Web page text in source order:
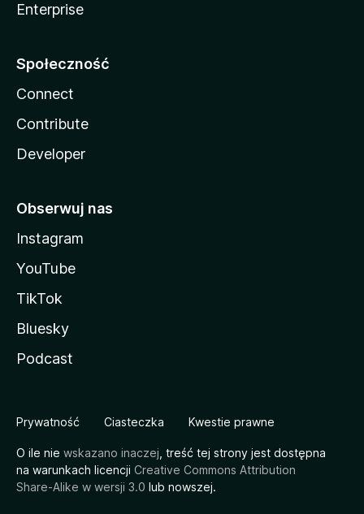
Enterprise
Społeczność
Connect
Contribute
Developer
Obserwuj nas
Instagram
YouTube
TikTok
Bluesky
Podcast
Prywatność Ciasteczka Kwestie prawne
O ile nie wskazano inaczej , treść tej strony jest dostępna
na warunkach licencji Creative Commons Attribution
Share-Alike w wersji 3.0 lub nowszej.